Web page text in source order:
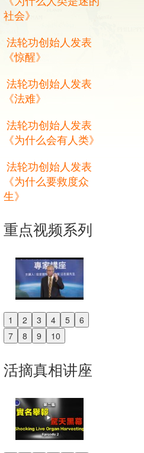
社会》
法轮功创始人发表
《惊醒》
法轮功创始人发表
《法难》
法轮功创始人发表
《为什么会有人类》
法轮功创始人发表
《为什么要救度众
生》
重点视频系列
1 2 3 4 5
6
7
8 9 10
Previous
Next
活摘真相讲座